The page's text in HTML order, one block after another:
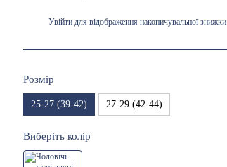
Увійти для відображення накопичувальної знижки
Розмір
25-27 (39-42) 27-29 (42-44)
Виберіть колір